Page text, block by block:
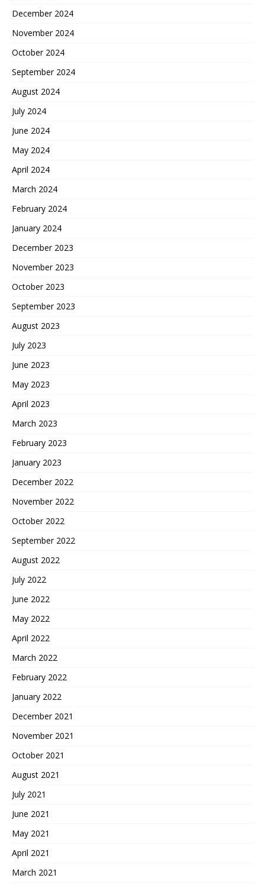
December 2024
November 2024
October 2024
September 2024
August 2024
July 2024
June 2024
May 2024
April 2024
March 2024
February 2024
January 2024
December 2023
November 2023
October 2023
September 2023
August 2023
July 2023
June 2023
May 2023
April 2023
March 2023
February 2023
January 2023
December 2022
November 2022
October 2022
September 2022
August 2022
July 2022
June 2022
May 2022
April 2022
March 2022
February 2022
January 2022
December 2021
November 2021
October 2021
August 2021
July 2021
June 2021
May 2021
April 2021
March 2021